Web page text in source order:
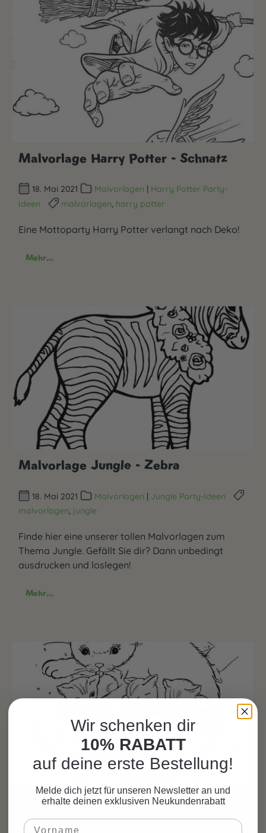
Malvorlage Harry Potter - Schnatz
18. Mai 2021 Malvorlagen | Harry Potter Party-
Ideen
malvorlagen, harry potter
Eine Mottoparty Harry Potter verlangt nach Deko!
Mehr...
Malvorlage Jungle - Zebra
18. Mai 2021 Malvorlagen | Jungle Party-Ideen
malvorlagen jungle
Finde hier eine unserer tollen Malvorlagen zum
Thema Jungle. Gefällt Sie dir? Dann unbedingt
ausdrucken und loslegen!
Mehr...
Malvorlage Kätzchen - Katzenmama
Wir schenken dir
10% RABATT
auf deine erste Bestellung!
Melde dich jetzt für unseren Newsletter an und
erhalte deinen exklusiven Neukundenrabatt